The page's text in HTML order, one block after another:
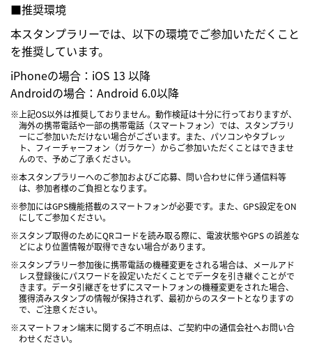
■推奨環境
本スタンプラリーでは、以下の環境でご参加いただくこと
を推奨しています。
iPhoneの場合：iOS 13 以降
Androidの場合：Android 6.0以降
※上記OS以外は推奨しておりません。動作検証は十分に行っておりますが、
海外の携帯電話や一部の携帯電話（スマートフォン）では、スタンプラリ
ーにご参加いただけない場合がございます。また、パソコンやタブレッ
ト、フィーチャーフォン（ガラケー）からご参加いただくことはできませ
んので、予めご了承ください。
※本スタンプラリーへのご参加およびご応募、問い合わせに伴う通信料等
は、参加者様のご負担となります。
※参加にはGPS機能搭載のスマートフォンが必要です。また、GPS設定をON
にしてご参加ください。
※スタンプ取得のためにQRコードを読み取る際に、電波状態やGPS の誤差な
どにより位置情報が取得できない場合があります。
※スタンプラリー参加後に携帯電話の機種変更をされる場合は、メールアド
レス登録後にパスワードを設定いただくことでデータを引き継ぐことがで
きます。データ引継ぎをせずにスマートフォンの機種変更をされた場合、
獲得済みスタンプの情報が保持されず、最初からのスタートとなりますの
で、ご注意ください。
※スマートフォン端末に関するご不明点は、ご契約中の通信会社へお問い合
わせください。